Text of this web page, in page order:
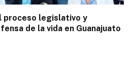
proceso legislativo y
de la vida en Guanajuato